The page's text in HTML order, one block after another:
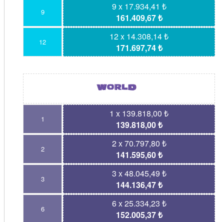
9
9 x 17.934,41 ₺
161.409,67 ₺
12
12 x 14.308,14 ₺
171.697,74 ₺
1
1 x 139.818,00 ₺
139.818,00 ₺
2
2 x 70.797,80 ₺
141.595,60 ₺
3
3 x 48.045,49 ₺
144.136,47 ₺
6
6 x 25.334,23 ₺
152.005,37 ₺